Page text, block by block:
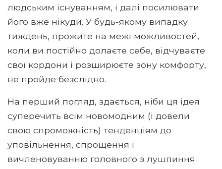
людським існуванням, і далі посилювати
його вже нікуди. У будь-якому випадку
тиждень, прожите на межі можливостей,
коли ви постійно долаєте себе, відчуваєте
свої кордони і розширюєте зону комфорту,
не пройде безслідно.
На перший погляд, здається, ніби ця ідея
суперечить всім новомодним (і довели
свою спроможність) тенденціям до
уповільнення, спрощення і
вичленовуванню головного з лушпиння